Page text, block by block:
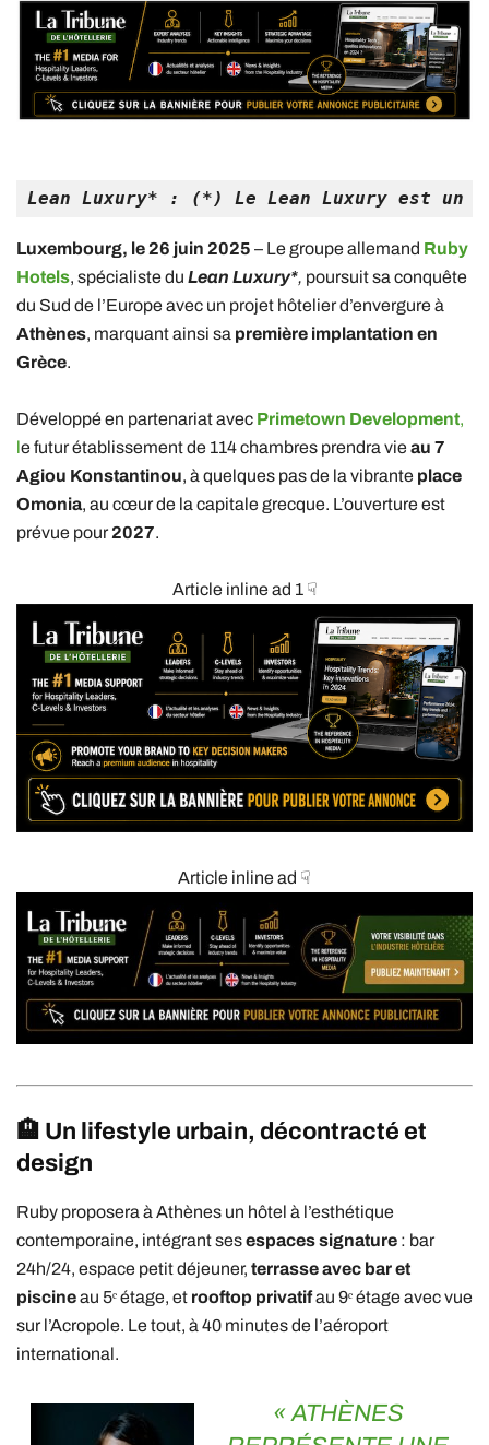
Lean Luxury* : (*) Le Lean Luxury est
Luxembourg, le 26 juin 2025 – Le groupe allemand Ruby
Hotels, spécialiste du Lean Luxury*, poursuit sa conquête
du Sud de l’Europe avec un projet hôtelier d’envergure à
Athènes, marquant ainsi sa première implantation en
Grèce.
Développé en partenariat avec Primetown Development,
le futur établissement de 114 chambres prendra vieau 7
Agiou Konstantinou, à quelques pas de la vibrante place
Omonia, au cœur de la capitale grecque. L’ouverture est
prévue pour 2027.
Article inline ad 1 ☟
Article inline ad ☟
🏨 Un lifestyle urbain, décontracté et
design
Ruby proposera à Athènes un hôtel à l’esthétique
contemporaine, intégrant sesespaces signature : bar
24h/24, espace petit déjeuner, terrasse avec bar et
piscineau 5ᵉ étage, et rooftop privatifau 9ᵉ étage avec vue
sur l’Acropole. Le tout, à 40 minutes de l’aéroport
international.
« ATHÈNES